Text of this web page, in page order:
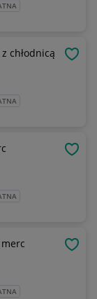
chłodnicą